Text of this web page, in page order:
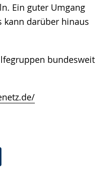
Ein guter Umgang
kann darüber hinaus
bundesweit